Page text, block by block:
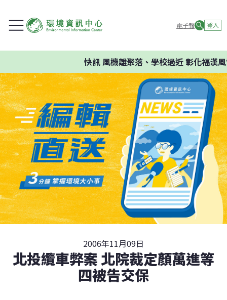
電子報 登入
快訊風機離聚落、學校過近 彰化福漢風
2006年11月09日
北投纜車弊案 北院裁定顏萬進等
四被告交保